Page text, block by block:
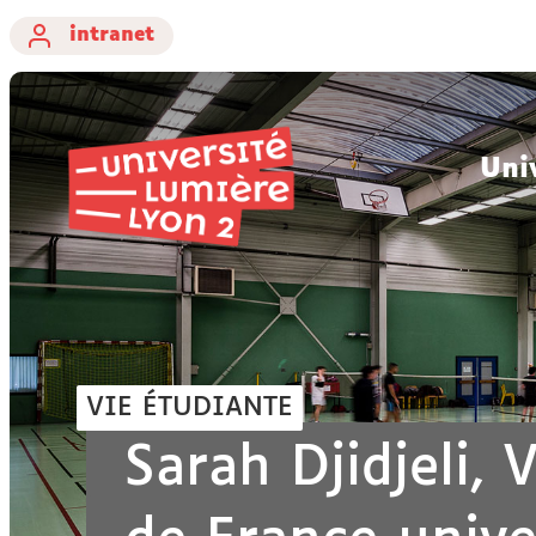
intranet
VIE ÉTUDIANTE
Sarah Djidjeli,